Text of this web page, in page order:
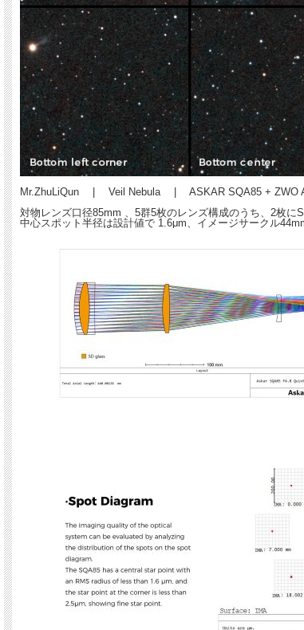
Mr.ZhuLiQun | Veil Nebula | ASKAR SQA85 + ZWO
対物レンズ口径85mm 、5群5枚のレンズ構成のうち、2枚
中心スポット半径は設計値で 1.6μm、イメージサークル